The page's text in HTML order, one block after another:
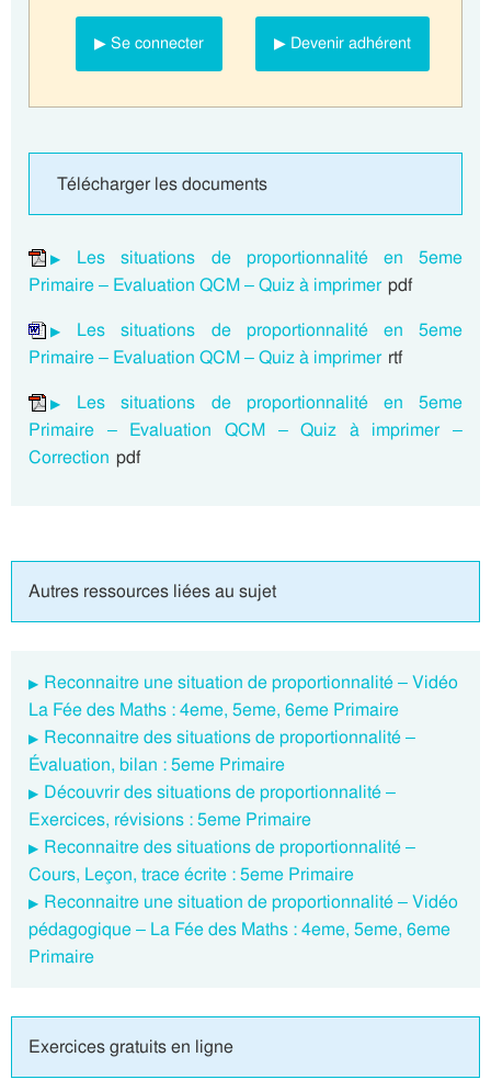
▶ Se connecter ▶ Devenir adhérent
Télécharger les documents
Les situations de proportionnalité en 5eme
Primaire – Evaluation QCM – Quiz à imprimer pdf
Les situations de proportionnalité en 5eme
Primaire – Evaluation QCM – Quiz à imprimer rtf
Les situations de proportionnalité en 5eme
Primaire – Evaluation QCM – Quiz à imprimer –
Correction pdf
Autres ressources liées au sujet
Reconnaitre une situation de proportionnalité – Vidéo
La Fée des Maths : 4eme, 5eme, 6eme Primaire
Reconnaitre des situations de proportionnalité –
Évaluation, bilan : 5eme Primaire
Découvrir des situations de proportionnalité –
Exercices, révisions : 5eme Primaire
Reconnaitre des situations de proportionnalité –
Cours, Leçon, trace écrite : 5eme Primaire
Reconnaitre une situation de proportionnalité – Vidéo
pédagogique – La Fée des Maths : 4eme, 5eme, 6eme
Primaire
Exercices gratuits en ligne